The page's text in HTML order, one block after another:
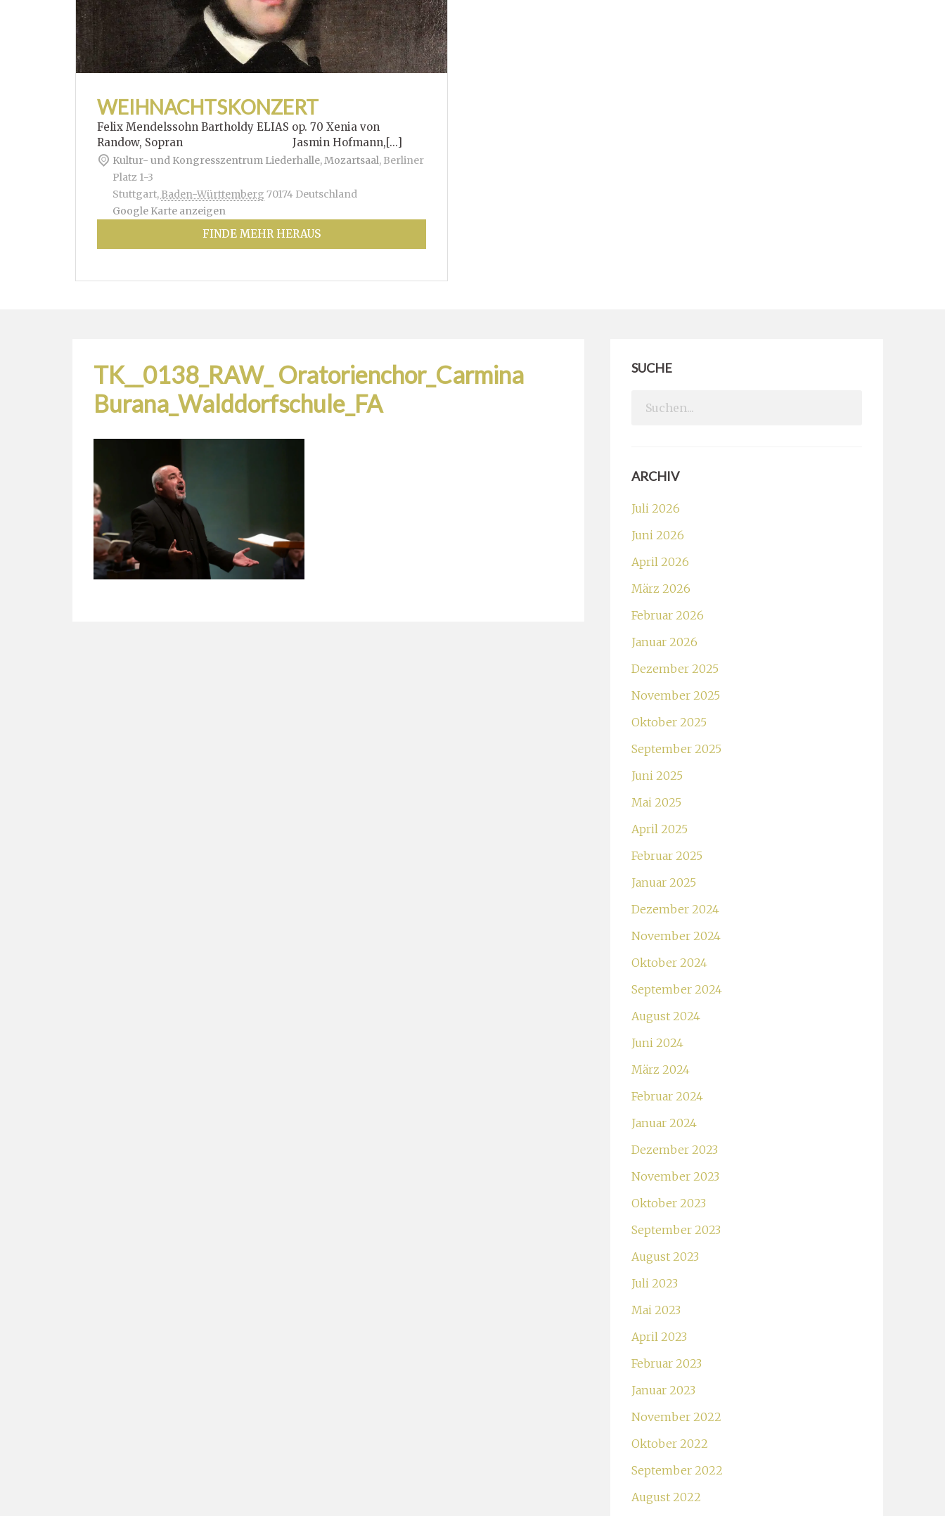
WEIHNACHTSKONZERT
Felix Mendelssohn Bartholdy ELIAS op. 70 Xenia von
Randow, Sopran Jasmin Hofmann,[...]
Kultur- und Kongresszentrum Liederhalle, Mozartsaal, Berliner
Platz 1-3
Stuttgart, Baden-Württemberg 70174 Deutschland
Google Karte anzeigen
FINDE MEHR HERAUS
TK__0138_RAW_ Oratorienchor_Carmina
Burana_Walddorfschule_FA
SUCHE
Search
ARCHIV
Juli 2026
Juni 2026
April 2026
März 2026
Februar 2026
Januar 2026
Dezember 2025
November 2025
Oktober 2025
September 2025
Juni 2025
Mai 2025
April 2025
Februar 2025
Januar 2025
Dezember 2024
November 2024
Oktober 2024
September 2024
August 2024
Juni 2024
März 2024
Februar 2024
Januar 2024
Dezember 2023
November 2023
Oktober 2023
September 2023
August 2023
Juli 2023
Mai 2023
April 2023
Februar 2023
Januar 2023
November 2022
Oktober 2022
September 2022
August 2022